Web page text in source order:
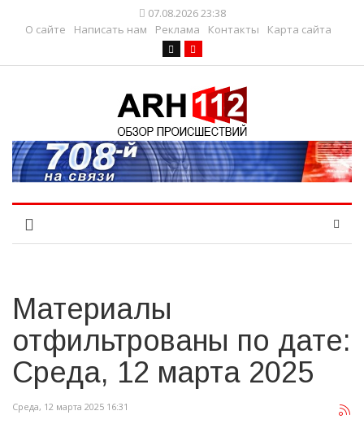
07.08.2026 23:38
О сайте
Написать нам Реклама Контакты Карта сайта
Материалы
отфильтрованы по дате:
Среда, 12 марта 2025
Среда, 12 марта 2025 16:31